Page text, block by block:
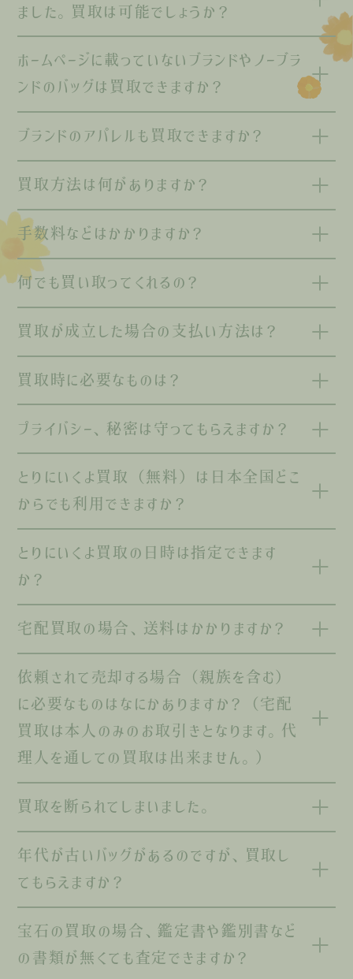
ました。買取は可能でしょうか？
ホームページに載っていないブランドやノーブラ
ンドのバッグは買取できますか？
ブランドのアパレルも買取できますか？
買取方法は何がありますか？
手数料などはかかりますか？
何でも買い取ってくれるの？
買取が成立した場合の支払い方法は？
買取時に必要なものは？
プライバシー、秘密は守ってもらえますか？
とりにいくよ買取（無料）は日本全国どこ
からでも利用できますか？
とりにいくよ買取の日時は指定できます
か？
宅配買取の場合、送料はかかりますか？
依頼されて売却する場合（親族を含む）
に必要なものはなにかありますか？（宅配
買取は本人のみのお取引きとなります。代
理人を通しての買取は出来ません。）
買取を断られてしまいました。
年代が古いバッグがあるのですが、買取し
てもらえますか？
宝石の買取の場合、鑑定書や鑑別書など
の書類が無くても査定できますか？